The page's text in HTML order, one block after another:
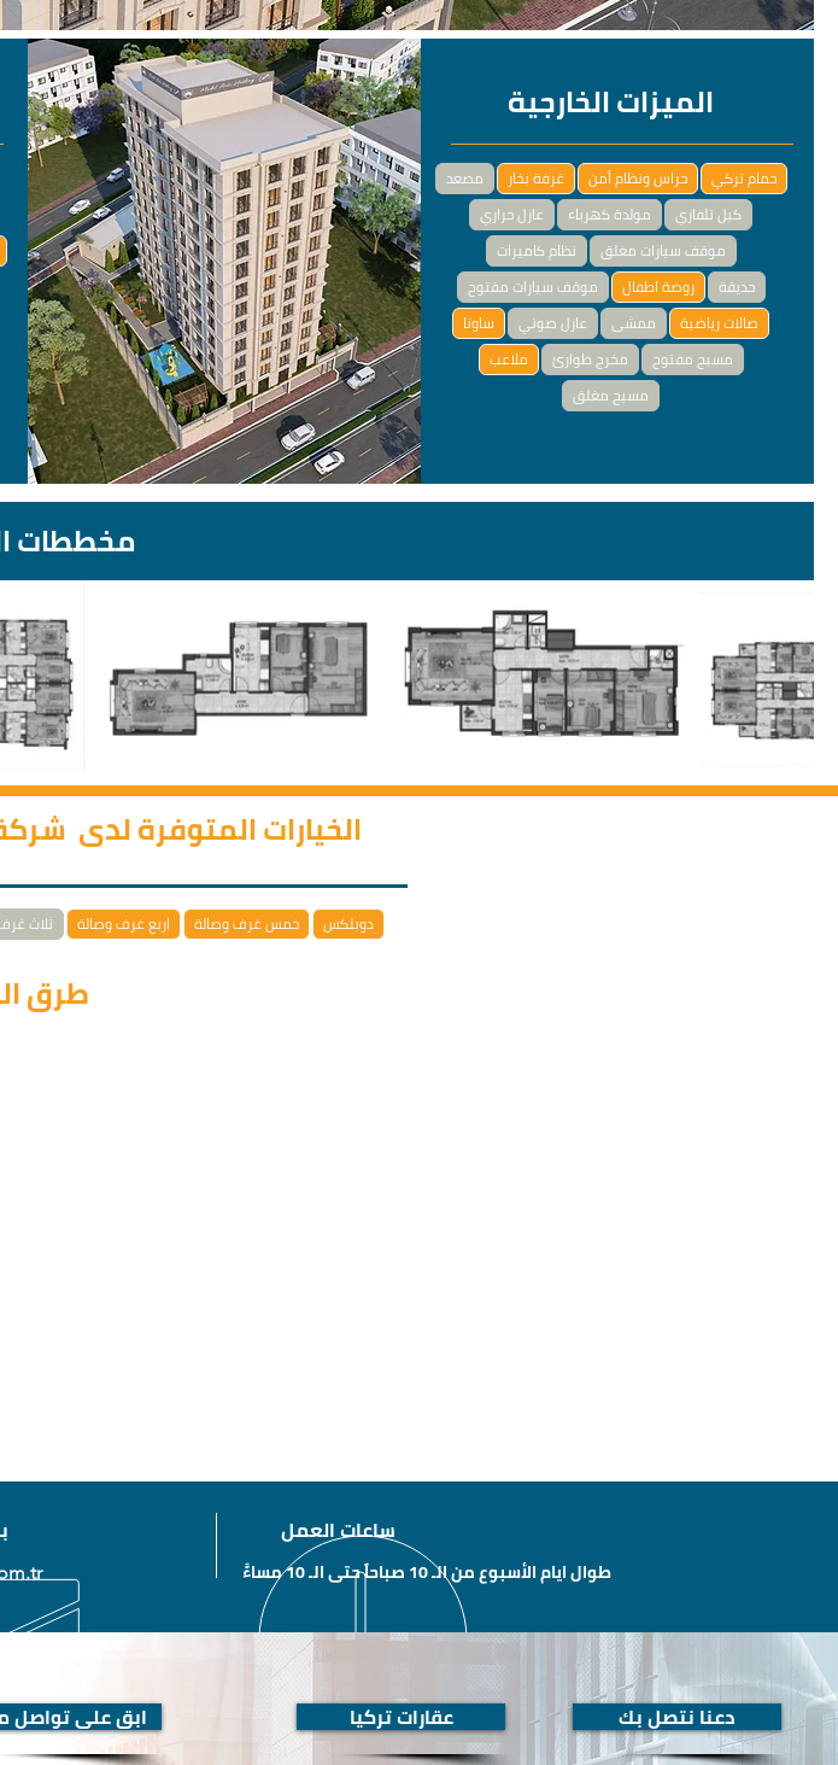
الميزات الخارجية
مصعد غرفة بخار حراس ونظام أمن
حمام تركي
عازل حراري
مولدة كهرباء
كبل تلفازي
نظام كاميرات
موقف سيارات مغلق
موقف سيارات مفتوح
روضة اطفال
حديقة
ساونا
عازل صوتي ممشى
صالات رياضية
ملاعب
مخرج طوارئ
مسبح مفتوح
مسبح مغلق
مخططات
الخيارات المتوفرة لدى شركة
ثلاث اربع غرف وصالة خمس غرف وصالة دوبلكس
طرق
ساعات العمل
طوال ايام الأسبوع من الـ 10 صباحاً حتى الـ 10 مساءًَ
ابق على تواصل عقارات تركيا دعنا نتصل بك